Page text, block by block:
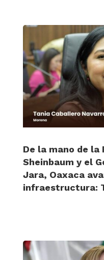
De la mano de la
Sheinbaum y el
Jara, Oaxaca
infraestructura: